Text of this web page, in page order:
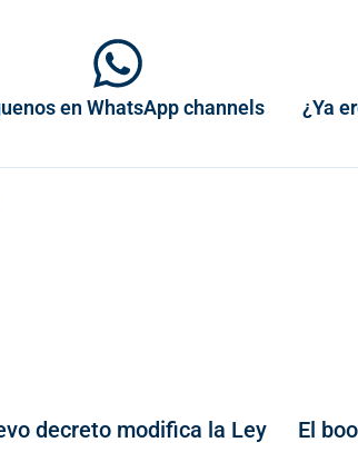
en WhatsApp channels
¿Ya
decreto modifica la Ley
El